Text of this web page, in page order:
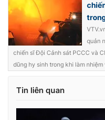
THỜI BÁO VTV
Theo dõi báo trên
Cơ quan chủ quản:
Cơ quan báo chí:Thời báo
quản
chiến sĩ Đội Cảnh sát PCCC và
dũng hy sinh trong khi làm nhiệm
Tin liên quan